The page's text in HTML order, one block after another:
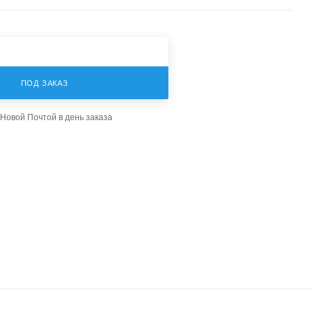
ПОД ЗАКАЗ
Почтой в день заказа